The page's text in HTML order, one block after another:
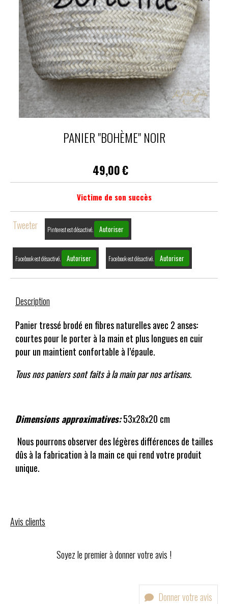
PANIER "BOHÈME" NOIR
49,00€
Victime de son succès
Tweeter Pinterest est désactivé. Autoriser
Facebook est désactivé. Autoriser Facebook est désactivé. Autoriser
Description
Panier tressé brodé en fibres naturelles avec 2 anses:
courtes pour le porter à la main et plus longues en cuir
pour un maintient confortable à l’épaule.
Tous nos paniers sont faits à la main par nos artisans.
Dimensions approximatives:53x28x20 cm
Nous pourrons observer des légères différences de tailles
dûs à la fabrication à la main ce qui rend votre produit
unique.
Avis clients
Soyez le premier à donner votre avis !
Donner votre avis